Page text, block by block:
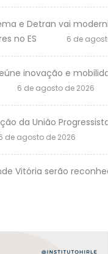
e Detran vai
no ES
6 de
inovação e
6 de agosto de 2026
da União
de agosto de 2026
Vitória serão